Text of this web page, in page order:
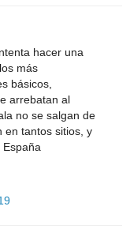
hacer una
más
básicos,
arrebatan al
no se salgan de
en tantos sitios, y
España